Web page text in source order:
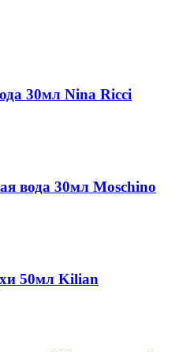
30мл Nina Ricci
вода 30мл Moschino
50мл Kilian